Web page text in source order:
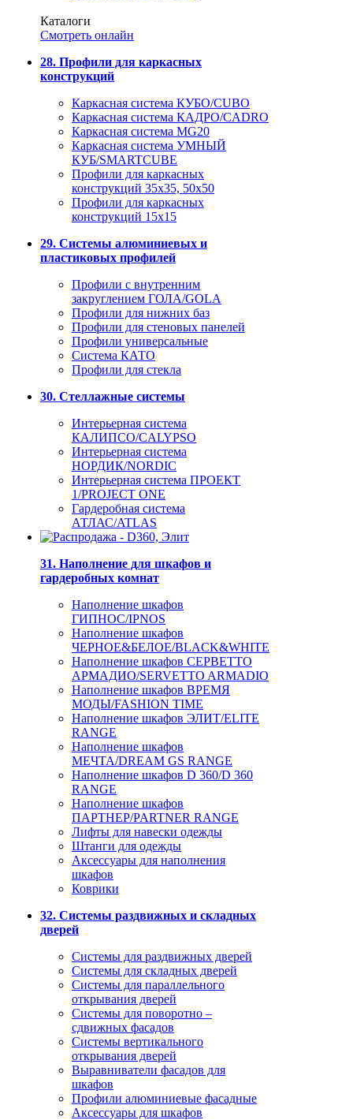
Каталоги
Смотреть онлайн
28. Профили для каркасных
конструкций
Каркасная система КУБО/CUBO
Каркасная система КАДРО/CADRO
Каркасная система MG20
Каркасная система УМНЫЙ
КУБ/SMARTCUBE
Профили для каркасных
конструкций 35x35, 50x50
Профили для каркасных
конструкций 15х15
29. Системы алюминиевых и
пластиковых профилей
Профили с внутренним
закруглением ГОЛА/GOLA
Профили для нижних баз
Профили для стеновых панелей
Профили универсальные
Система КАТО
Профили для стекла
30. Стеллажные системы
Интерьерная система
КАЛИПСО/CALYPSO
Интерьерная система
НОРДИК/NORDIC
Интерьерная система ПРОЕКТ
1/PROJECT ONE
Гардеробная система
АТЛАС/ATLAS
31. Наполнение для шкафов и
гардеробных комнат
Наполнение шкафов
ГИПНОС/IPNOS
Наполнение шкафов
ЧЕРНОЕ&БЕЛОЕ/BLACK&WHITE
Наполнение шкафов СЕРВЕТТО
АРМАДИО/SERVETTO ARMADIO
Наполнение шкафов ВРЕМЯ
МОДЫ/FASHION TIME
Наполнение шкафов ЭЛИТ/ELITE
RANGE
Наполнение шкафов
МЕЧТА/DREAM GS RANGE
Наполнение шкафов D 360/D 360
RANGE
Наполнение шкафов
ПАРТНЕР/PARTNER RANGE
Лифты для навески одежды
Штанги для одежды
Аксессуары для наполнения
шкафов
Коврики
32. Системы раздвижных и складных
дверей
Системы для раздвижных дверей
Системы для складных дверей
Системы для параллельного
открывания дверей
Системы для поворотно –
сдвижных фасадов
Системы вертикального
открывания дверей
Выравниватели фасадов для
шкафов
Профили алюминиевые фасадные
Аксессуары для шкафов